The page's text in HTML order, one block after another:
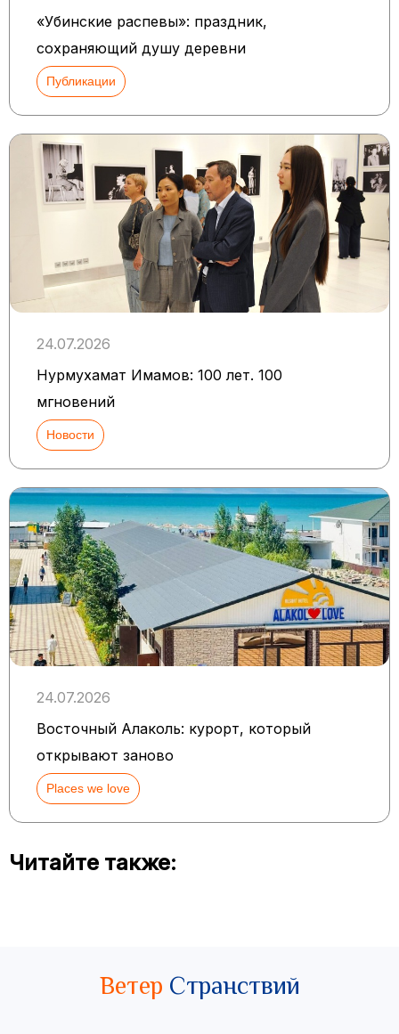
«Убинские распевы»: праздник,
сохраняющий душу деревни
Публикации
24.07.2026
Нурмухамат Имамов: 100 лет. 100
мгновений
Новости
24.07.2026
Восточный Алаколь: курорт, который
открывают заново
Places we love
Читайте также:
Ветер Странствий